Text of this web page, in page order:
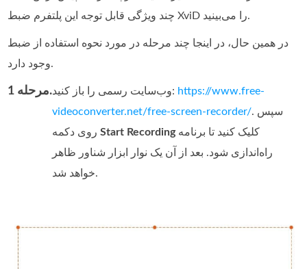
چند ویژگی قابل توجه این پلتفرم ضبط XviD را می‌بینید.
در همین حال، در اینجا چند مرحله در مورد نحوه استفاده از ضبط
وجود دارد.
مرحله 1. وب‌سایت رسمی را باز کنید: https://www.free-
videoconverter.net/free-screen-recorder/. سپس
روی دکمهStart Recordingکلیک کنید تا برنامه
راه‌اندازی شود. بعد از آن یک نوار ابزار شناور ظاهر
خواهد شد.